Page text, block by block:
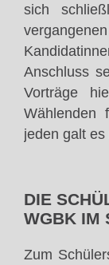
sich
Anschluss
Vorträge
Wählenden
jeden galt
DIE
WGBK IM
Zum